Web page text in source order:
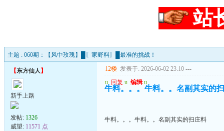
站
主题 : 060期：【风中玫瑰】█〖家野料〗█最准的挑战！
【东方仙人 】
新手上路
发帖: 1326
威望: 11571 点
12楼 发表于: 2026-06-02 23:10 ---
u 回复 u 编辑 u
牛料。。。牛料。。名副其实的
牛料。。。牛料。。名副其实的扫庄料